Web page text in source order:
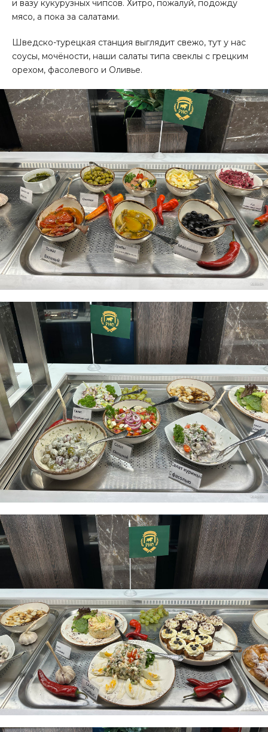
и вазу кукурузных чипсов. Хитро, пожалуй, подожду
мясо, а пока за салатами.
Шведско-турецкая станция выглядит свежо, тут у нас
соусы, мочёности, наши салаты типа свеклы с грецким
орехом, фасолевого и Оливье.